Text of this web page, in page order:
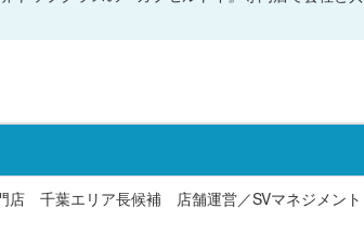
店 千葉エリア長候補 店舗運営／SVマネジメ